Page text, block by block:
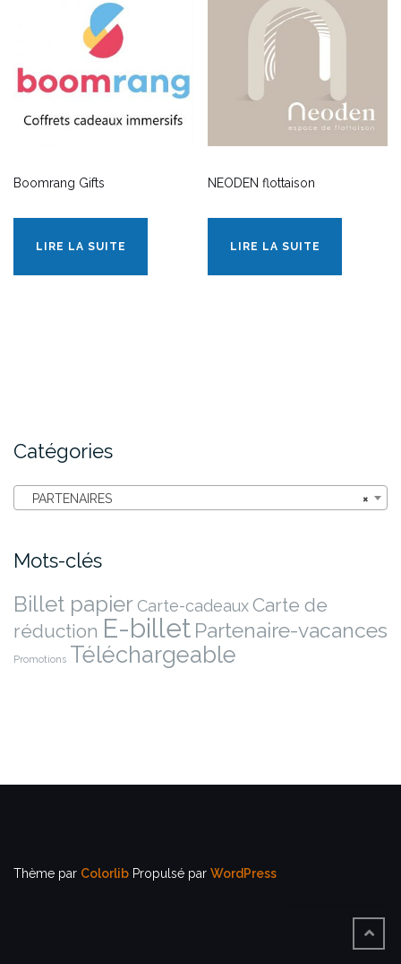
Boomrang Gifts
LIRE LA SUITE
NEODEN flottaison
LIRE LA SUITE
Catégories
×
PARTENAIRES
Mots-clés
Billet papier Carte-cadeauxCarte de
réduction E-billet Partenaire-vacances
Promotions Téléchargeable
Thème par Colorlib Propulsé par WordPress